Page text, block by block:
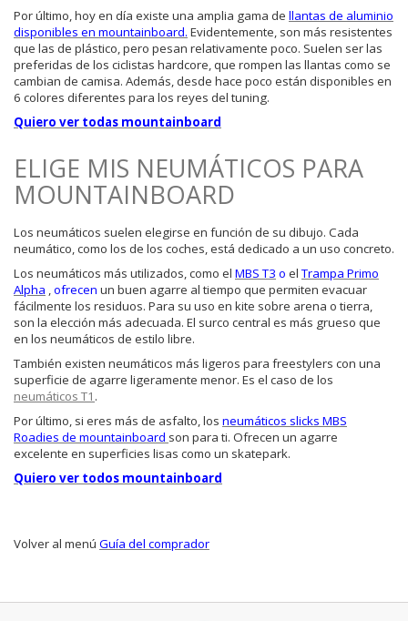
Por último, hoy en día existe una amplia gama de llantas de aluminio
disponibles en mountainboard. Evidentemente, son más resistentes
que las de plástico, pero pesan relativamente poco. Suelen ser las
preferidas de los ciclistas hardcore, que rompen las llantas como se
cambian de camisa. Además, desde hace poco están disponibles en
6 colores diferentes para los reyes del tuning.
Quiero ver todas mountainboard
ELIGE MIS NEUMÁTICOS PARA
MOUNTAINBOARD
Los neumáticos suelen elegirse en función de su dibujo. Cada
neumático, como los de los coches, está dedicado a un uso concreto.
Los neumáticos más utilizados, como el MBS T3 o elTrampa Primo
Alpha ,ofrecen un buen agarre al tiempo que permiten evacuar
fácilmente los residuos. Para su uso en kite sobre arena o tierra,
son la elección más adecuada. El surco central es más grueso que
en los neumáticos de estilo libre.
También existen neumáticos más ligeros para freestylers con una
superficie de agarre ligeramente menor. Es el caso de los
neumáticos T1 .
Por último, si eres más de asfalto, los neumáticos slicks MBS
Roadies de mountainboard son para ti. Ofrecen un agarre
excelente en superficies lisas como un skatepark.
Quiero ver todos mountainboard
Volver al menú Guía del comprador